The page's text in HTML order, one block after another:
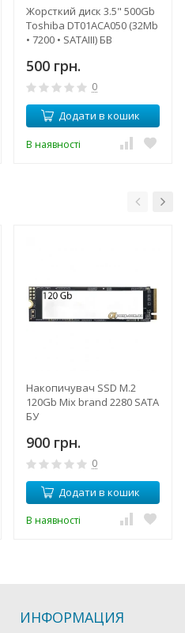
Жорсткий диск 3.5" 500Gb
Toshiba DT01ACA050 (32Mb
• 7200 • SATAIII) БВ
500 грн.
0
Додати в кошик
В наявності
Накопичувач SSD M.2
120Gb Mix brand 2280 SATA
БУ
900 грн.
0
Додати в кошик
В наявності
ИНФОРМАЦИЯ